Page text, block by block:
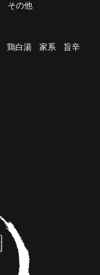
その他
鶏白湯 家系
旨辛